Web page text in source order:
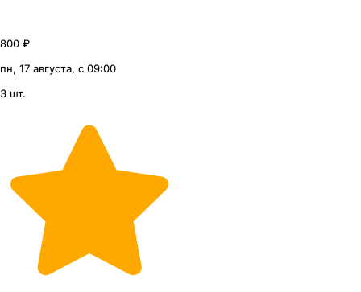
800 ₽
пн, 17 августа, с 09:00
3 шт.